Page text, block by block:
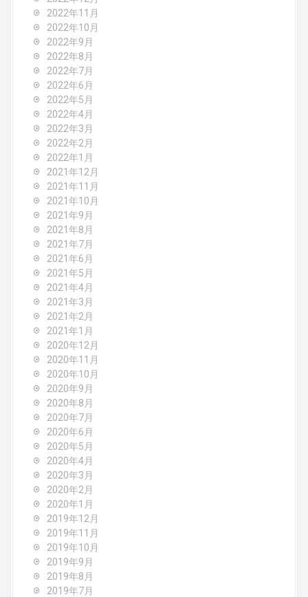
2022年11月
2022年10月
2022年9月
2022年8月
2022年7月
2022年6月
2022年5月
2022年4月
2022年3月
2022年2月
2022年1月
2021年12月
2021年11月
2021年10月
2021年9月
2021年8月
2021年7月
2021年6月
2021年5月
2021年4月
2021年3月
2021年2月
2021年1月
2020年12月
2020年11月
2020年10月
2020年9月
2020年8月
2020年7月
2020年6月
2020年5月
2020年4月
2020年3月
2020年2月
2020年1月
2019年12月
2019年11月
2019年10月
2019年9月
2019年8月
2019年7月